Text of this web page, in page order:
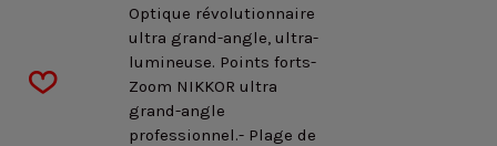
Optique révolutionnaire
ultra grand-angle, ultra-
lumineuse. Points forts-
Zoom NIKKOR ultra
grand-angle
professionnel.- Plage de